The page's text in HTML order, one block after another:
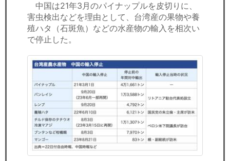
中国は21年3月のパイナップルを皮切りに、
害虫検出などを理由として、台湾産の果物や養
殖ハタ（石斑魚）などの水産物の輸入を相次い
で停止した。